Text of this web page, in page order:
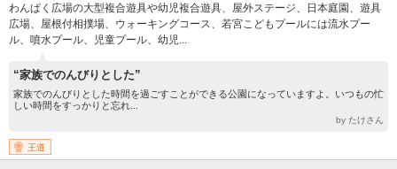
わんぱく広場の大型複合遊具や幼児複合遊具、屋外ステージ、日本庭園、遊具
広場、屋根付相撲場、ウォーキングコース、若宮こどもプールには流水プー
ル、噴水プール、児童プール、幼児...
“家族でのんびりとした”
家族でのんびりとした時間を過ごすことができる公園になっていますよ。いつもの忙
しい時間をすっかりと忘れ...
by たけさん
王道